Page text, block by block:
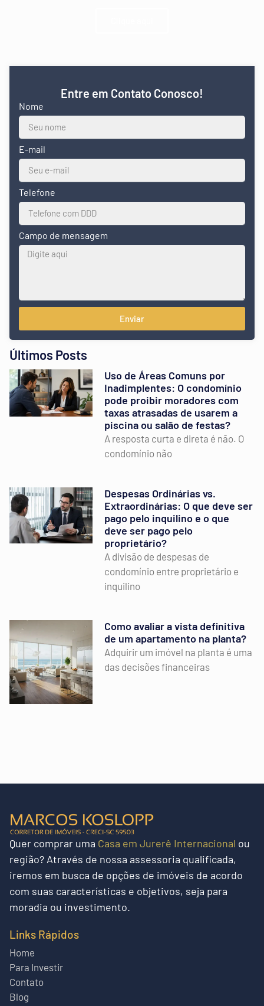
Entre em Contato Conosco!
Nome
E-mail
Telefone
Campo de mensagem
Enviar
Últimos Posts
Uso de Áreas Comuns por
Inadimplentes: O condomínio
pode proibir moradores com
taxas atrasadas de usarem a
piscina ou salão de festas?
A resposta curta e direta é não. O
condomínio não
Despesas Ordinárias vs.
Extraordinárias: O que deve ser
pago pelo inquilino e o que
deve ser pago pelo
proprietário?
A divisão de despesas de
condomínio entre proprietário e
inquilino
Como avaliar a vista definitiva
de um apartamento na planta?
Adquirir um imóvel na planta é uma
das decisões financeiras
Quer comprar uma Casa em Jurerê Internacional ou
região? Através de nossa assessoria qualificada,
iremos em busca de opções de imóveis de acordo
com suas características e objetivos, seja para
moradia ou investimento.
Links Rápidos
Home
Para Investir
Contato
Blog